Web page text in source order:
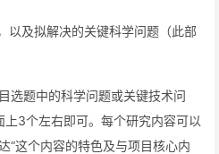
以及拟解决的关键科学问题（此部
选题中的科学问题或关键技术问
3个左右即可。每个研究内容可以
“这个内容的特色及与项目核心内